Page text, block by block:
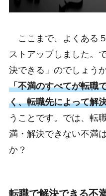
ここまで、よくある
ストアップしました。
決できる」のでしょう
「不満のすべてが転職
く、転職先によって解
うことです。では、転
満・解決できない不満
か？
転職で解決できる不